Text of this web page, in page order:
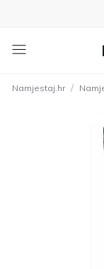
Nije
Nije
Namjestaj.hr /